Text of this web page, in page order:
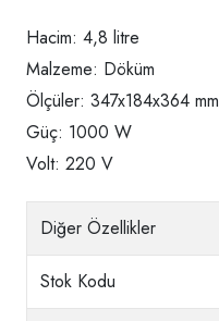
Hacim: 4,8 litre
Malzeme: Döküm
Ölçüler: 347x184x364 mm
Güç: 1000 W
Volt: 220 V
Diğer Özellikler
Stok Kodu